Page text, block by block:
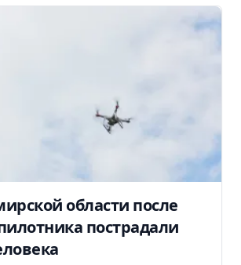
области после
пострадали